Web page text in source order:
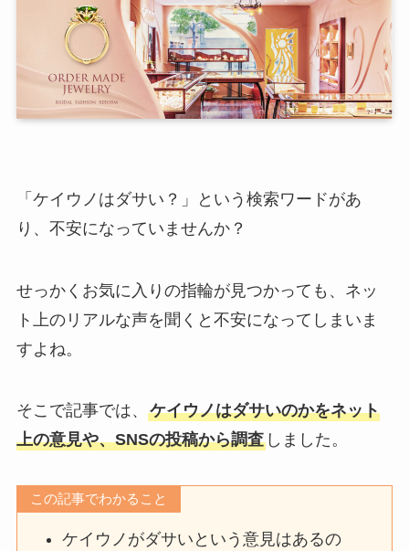
「ケイウノはダサい？」という検索ワードがあ
り、不安になっていませんか？
せっかくお気に入りの指輪が見つかっても、ネッ
ト上のリアルな声を聞くと不安になってしまいま
すよね。
そこで記事では、 ケイウノはダサいのかをネット
上の意見や、SNSの投稿から調査しました。
この記事でわかること
ケイウノがダサいという意見はあるの